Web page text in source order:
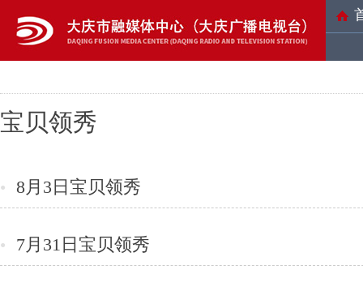
宝贝领秀
● 8月3日宝贝领秀
● 7月31日宝贝领秀